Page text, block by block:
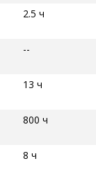
2.5 ч
--
13 ч
800 ч
8 ч